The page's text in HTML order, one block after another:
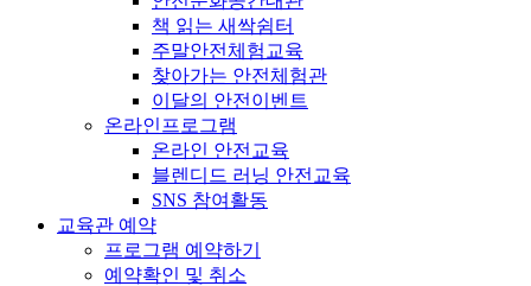
책 읽는 새싹쉼터
주말안전체험교육
찾아가는 안전체험관
이달의 안전이벤트
온라인프로그램
온라인 안전교육
블렌디드 러닝 안전교육
SNS 참여활동
교육관 예약
프로그램 예약하기
예약확인 및 취소